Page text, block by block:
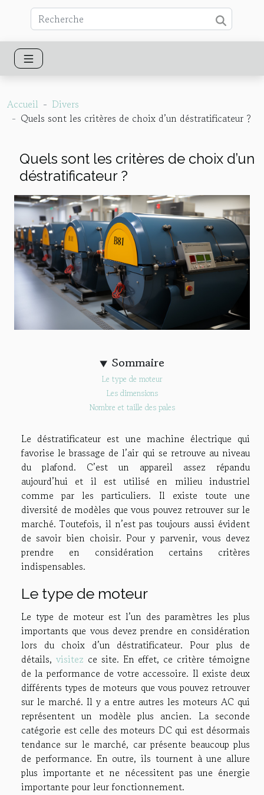
Accueil
Divers
Quels sont les critères de choix d’un déstratificateur ?
Quels sont les critères de choix d’un
déstratificateur ?
Sommaire
Le type de moteur
Les dimensions
Nombre et taille des pales
Le déstratificateur est une machine électrique qui
favorise le brassage de l’air qui se retrouve au niveau
du plafond. C’est un appareil assez répandu
aujourd’hui et il est utilisé en milieu industriel
comme par les particuliers. Il existe toute une
diversité de modèles que vous pouvez retrouver sur le
marché. Toutefois, il n’est pas toujours aussi évident
de savoir bien choisir. Pour y parvenir, vous devez
prendre en considération certains critères
indispensables.
Le type de moteur
Le type de moteur est l’un des paramètres les plus
importants que vous devez prendre en considération
lors du choix d’un déstratificateur. Pour plus de
détails, visitez ce site. En effet, ce critère témoigne
de la performance de votre accessoire. Il existe deux
différents types de moteurs que vous pouvez retrouver
sur le marché. Il y a entre autres les moteurs AC qui
représentent un modèle plus ancien. La seconde
catégorie est celle des moteurs DC qui est désormais
tendance sur le marché, car présente beaucoup plus
de performance. En outre, ils tournent à une allure
plus importante et ne nécessitent pas une énergie
importante pour leur fonctionnement.